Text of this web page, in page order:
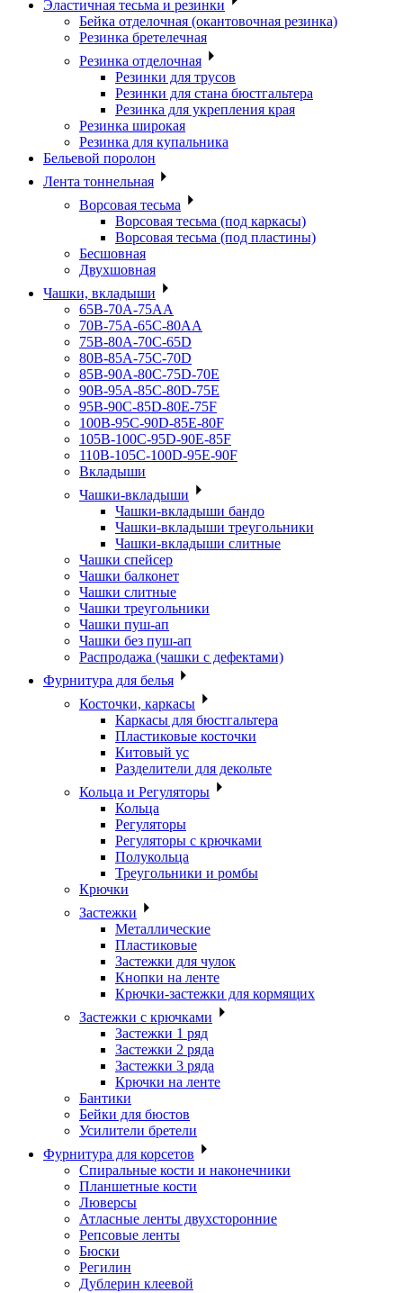
Эластичная тесьма и резинки
Бейка отделочная (окантовочная резинка)
Резинка бретелечная
Резинка отделочная
Резинки для трусов
Резинки для стана бюстгальтера
Резинка для укрепления края
Резинка широкая
Резинка для купальника
Бельевой поролон
Лента тоннельная
Ворсовая тесьма
Ворсовая тесьма (под каркасы)
Ворсовая тесьма (под пластины)
Бесшовная
Двухшовная
Чашки, вкладыши
65B-70A-75АА
70В-75А-65С-80АА
75В-80А-70С-65D
80В-85А-75С-70D
85В-90А-80С-75D-70E
90B-95A-85C-80D-75E
95B-90C-85D-80E-75F
100B-95C-90D-85E-80F
105B-100C-95D-90E-85F
110B-105C-100D-95E-90F
Вкладыши
Чашки-вкладыши
Чашки-вкладыши бандо
Чашки-вкладыши треугольники
Чашки-вкладыши слитные
Чашки спейсер
Чашки балконет
Чашки слитные
Чашки треугольники
Чашки пуш-ап
Чашки без пуш-ап
Распродажа (чашки с дефектами)
Фурнитура для белья
Косточки, каркасы
Каркасы для бюстгальтера
Пластиковые косточки
Китовый ус
Разделители для декольте
Кольца и Регуляторы
Кольца
Регуляторы
Регуляторы с крючками
Полукольца
Треугольники и ромбы
Крючки
Застежки
Металлические
Пластиковые
Застежки для чулок
Кнопки на ленте
Крючки-застежки для кормящих
Застежки с крючками
Застежки 1 ряд
Застежки 2 ряда
Застежки 3 ряда
Крючки на ленте
Бантики
Бейки для бюстов
Усилители бретели
Фурнитура для корсетов
Спиральные кости и наконечники
Планшетные кости
Люверсы
Атласные ленты двухсторонние
Репсовые ленты
Бюски
Регилин
Дублерин клеевой